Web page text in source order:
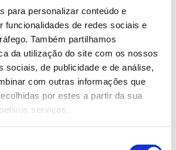
para personalizar conteúdo e
funcionalidades de redes sociais e
Também partilhamos
da utilização do site com os nossos
sociais, de publicidade e de análise,
com outras informações que
por estes a partir da sua
serviços.
de incêndios. Para acompanhar é
este evento do projeto